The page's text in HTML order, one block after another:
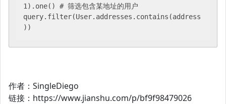
1).one() # 筛选包含某地址的用户
query.filter(User.addresses.contains(address
))
作者：SingleDiego
链接：https://www.jianshu.com/p/bf9f98479026